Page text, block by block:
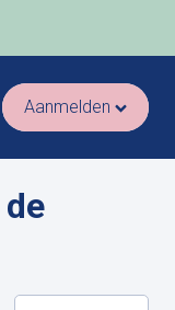
Aanmelden